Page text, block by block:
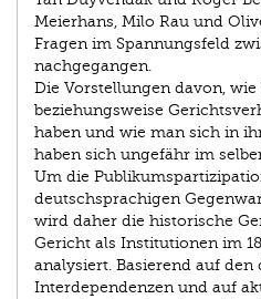
Meierhans, Milo Rau und
Fragen im Spannungsfeld
nachgegangen.
Die Vorstellungen davon,
beziehungsweise
haben und wie man sich in
haben sich ungefähr im
Um die
deutschsprachigen
wird daher die historische
Gericht als Institutionen im
analysiert. Basierend auf
Interdependenzen und auf